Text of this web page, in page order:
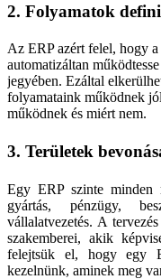
2. Folyamatok
Az ERP azért felel, hogy
automatizáltan
jegyében. Ezáltal
folyamataink működnek
működnek és miért nem.
3. Területek
Egy ERP szinte minden
gyártás, pénzügy,
vállalatvezetés. A
szakemberei, akik
felejtsük el, hogy egy
kezelnünk, aminek meg